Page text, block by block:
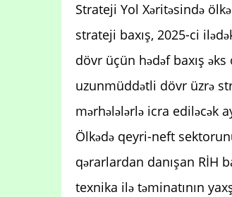
Strateji Yol Xəritəsində
strateji baxış, 2025-ci
dövr üçün hədəf baxış
uzunmüddətli dövr üzrə
mərhələlərlə icra ediləcək
Ölkədə qeyri-neft
qərarlardan danışan RİH
texnika ilə təminatının